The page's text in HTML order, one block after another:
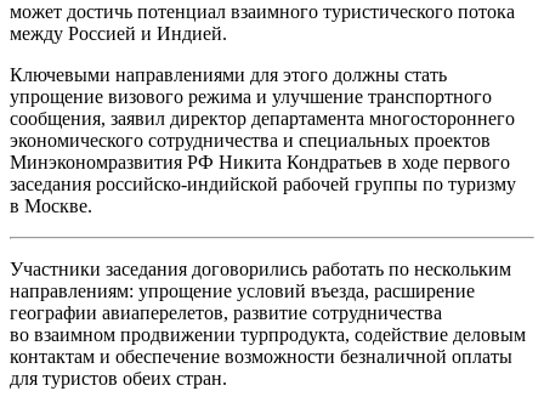
может достичь потенциал взаимного туристического потока
между Россией и Индией.
Ключевыми направлениями для этого должны стать
упрощение визового режима и улучшение транспортного
сообщения, заявил директор департамента многостороннего
экономического сотрудничества и специальных проектов
Минэкономразвития РФ Никита Кондратьев в ходе первого
заседания российско-индийской рабочей группы по туризму
в Москве.
Участники заседания договорились работать по нескольким
направлениям: упрощение условий въезда, расширение
географии авиаперелетов, развитие сотрудничества
во взаимном продвижении турпродукта, содействие деловым
контактам и обеспечение возможности безналичной оплаты
для туристов обеих стран.